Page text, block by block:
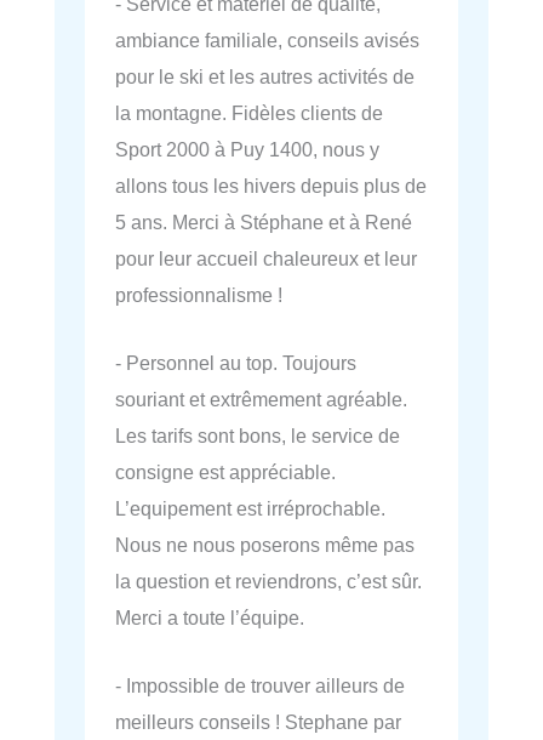
ambiance familiale, conseils avisés
pour le ski et les autres activités de
la montagne. Fidèles clients de
Sport 2000 à Puy 1400, nous y
allons tous les hivers depuis plus de
5 ans. Merci à Stéphane et à René
pour leur accueil chaleureux et leur
professionnalisme !
- Personnel au top. Toujours
souriant et extrêmement agréable.
Les tarifs sont bons, le service de
consigne est appréciable.
L’equipement est irréprochable.
Nous ne nous poserons même pas
la question et reviendrons, c’est sûr.
Merci a toute l’équipe.
- Impossible de trouver ailleurs de
meilleurs conseils ! Stephane par